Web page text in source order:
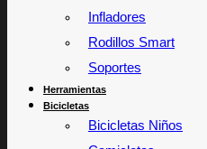
Infladores
Rodillos Smart
Soportes
Herramientas
Bicicletas
Bicicletas Niños